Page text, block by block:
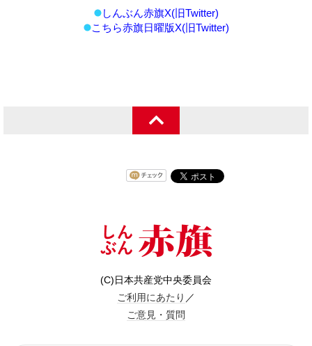
しんぶん赤旗X(旧Twitter)
こちら赤旗日曜版X(旧Twitter)
(C)日本共産党中央委員会
ご利用にあたり ／
ご意見・質問